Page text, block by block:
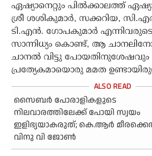
ഏഷ്യാനെറ്റും പില്‍ക്കാലത്ത്
ശ്രീ ശശികുമാര്‍, സക്കറിയ,
ടി.എന്‍. ഗോപകുമാര്‍
സാന്നിധ്യം കൊണ്ട്, ആ
ചാനല്‍ വിട്ടു പോയതിനുശേഷവും
പ്രത്യേകമായൊരു മമത
സൈബര്‍ പോരാളികളുടെ
നിലവാരത്തിലേക്ക് പോയി സ്വയം
ഇളിഭ്യയാകരുത്; കെ.ആര്‍
വിനു വി ജോണ്‍